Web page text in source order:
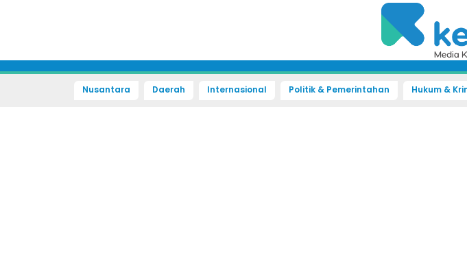
Nusantara Daerah Internasional Politik & Pemerintahan Hukum &